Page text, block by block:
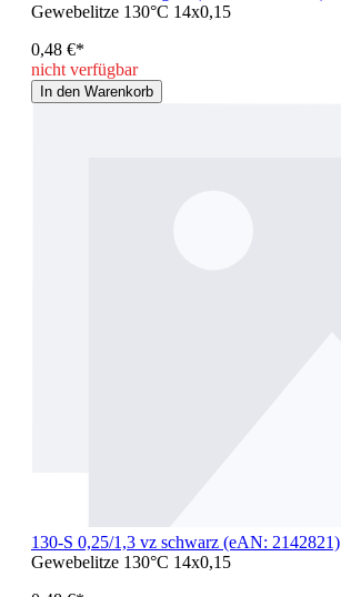
Gewebelitze 130°C 14x0,15
0,48 €*
nicht verfügbar
In den Warenkorb
130-S 0,25/1,3 vz schwarz (eAN: 2142821)
Gewebelitze 130°C 14x0,15